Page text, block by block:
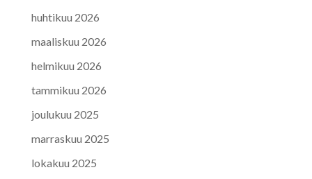
huhtikuu 2026
maaliskuu 2026
helmikuu 2026
tammikuu 2026
joulukuu 2025
marraskuu 2025
lokakuu 2025